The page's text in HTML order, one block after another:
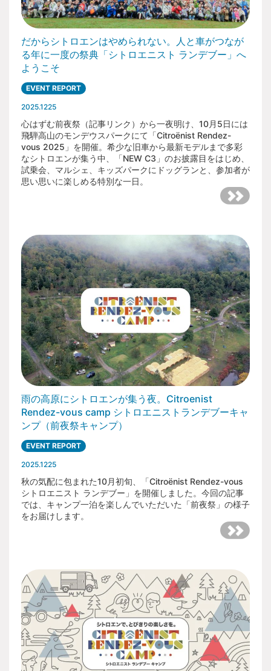
だからシトロエンはやめられない。人と車がつなが
る年に一度の祭典「シトロエニスト ランデブー」へ
ようこそ
EVENT REPORT
2025.1225
心はずむ前夜祭（記事リンク）から一夜明け、10月5日には
飛騨高山のモンデウスパークにて「Citroënist Rendez-
vous 2025」を開催。希少な旧車から最新モデルまで多彩
なシトロエンが集う中、「NEW C3」のお披露目をはじめ、
試乗会、マルシェ、キッズパークにドッグランと、参加者が
思い思いに楽しめる特別な一日。
雨の高原にシトロエンが集う夜。Citroenist
Rendez-vous camp シトロエニストランデブーキャ
ンプ（前夜祭キャンプ）
EVENT REPORT
2025.1225
秋の気配に包まれた10月初旬、「Citroënist Rendez-vous
シトロエニスト ランデブー」を開催しました。今回の記事
では、キャンプ一泊を楽しんでいただいた「前夜祭」の様子
をお届けします。